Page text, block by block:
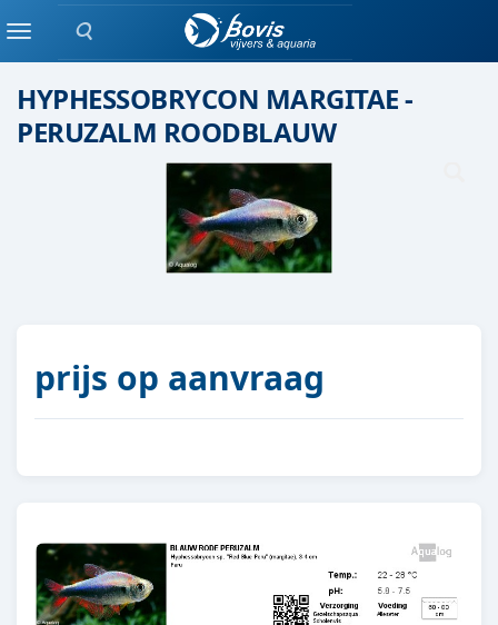
Zoeken
MenuScholenvis
HYPHESSOBRYCON MARGITAE -
PERUZALM ROODBLAUW
prijs op aanvraag